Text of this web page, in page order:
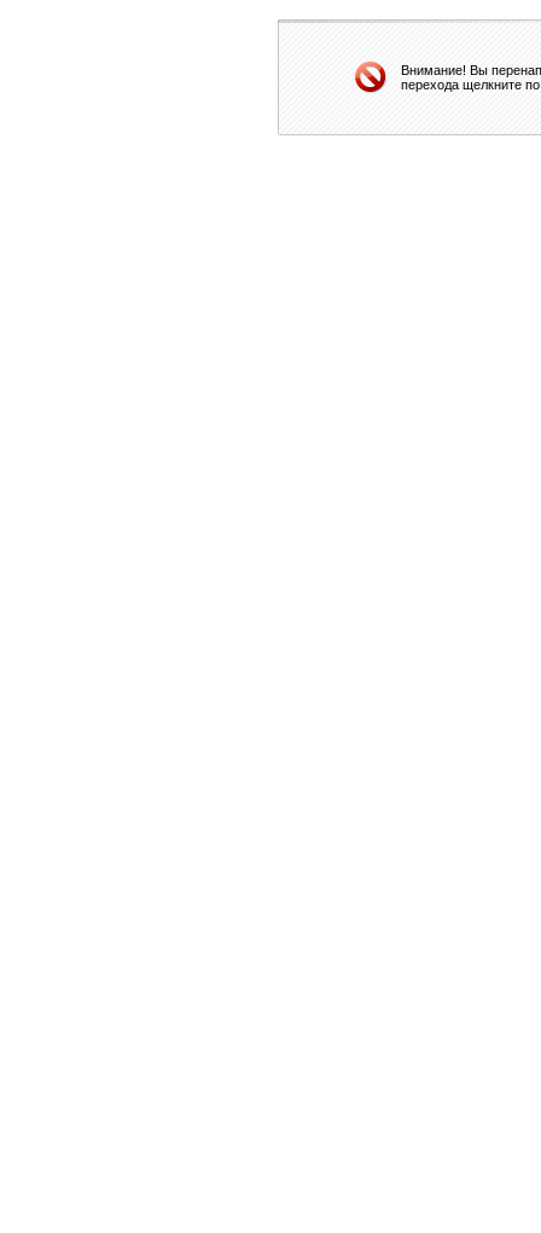
Внимание! Вы
перехода щелкните